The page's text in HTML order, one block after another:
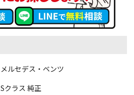
メルセデス・ベンツ
Sクラス 純正